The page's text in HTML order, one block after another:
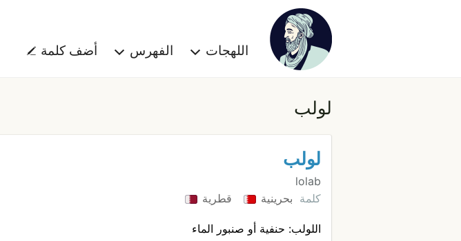
اللهجات الفهرس أضف كلمة
لولب
لولب
lolab
كلمة بحرينية قطرية
اللولب: حنفية أو صنبور الماء